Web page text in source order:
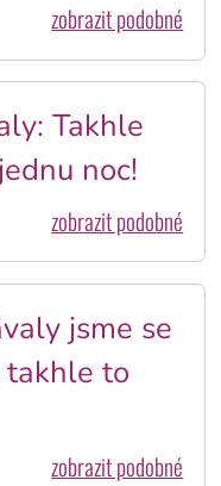
zobrazit podobné
Takhle
noc!
zobrazit podobné
jsme se
takhle to
zobrazit podobné